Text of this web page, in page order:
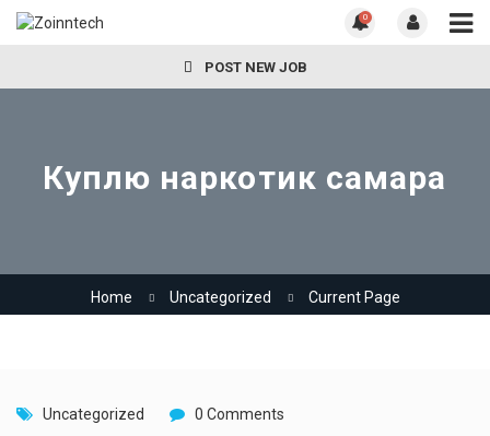
0
POST NEW JOB
Куплю наркотик самара
Home Uncategorized Current Page
Uncategorized 0 Comments